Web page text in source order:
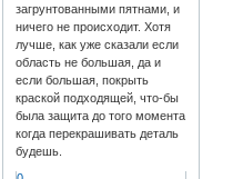
загрунтованными пятнами, и
ничего не происходит. Хотя
лучше, как уже сказали если
область не большая, да и
если большая, покрыть
краской подходящей, что-бы
была защита до того момента
когда перекрашивать деталь
будешь.